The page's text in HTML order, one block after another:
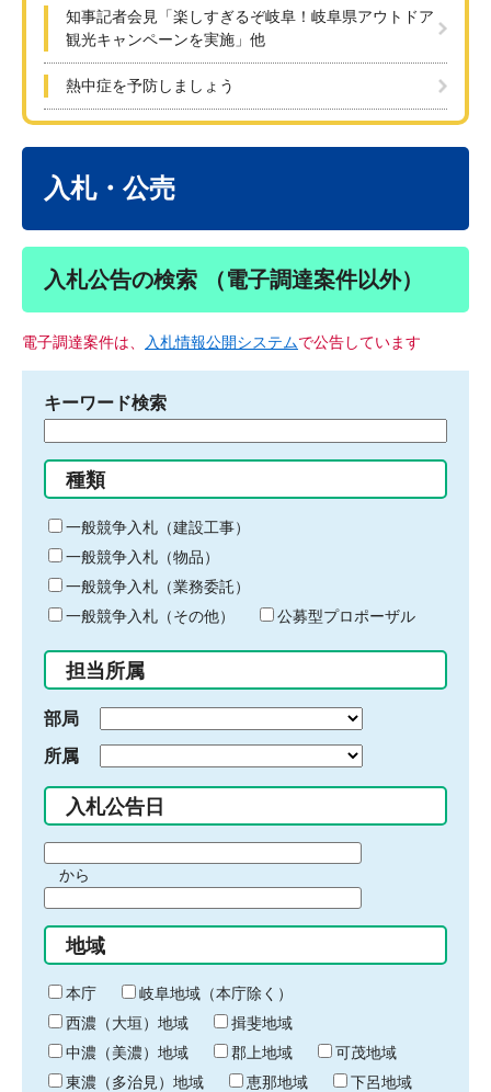
知事記者会見「楽しすぎるぞ岐阜！岐阜県アウトドア
観光キャンペーンを実施」他
熱中症を予防しましょう
入札・公売
入札公告の検索 （電子調達案件以外）
電子調達案件は、 入札情報公開システムで公告しています
キーワード検索
る
キ
ー
ワ
ー
ド
入
力
種類
一般競争入札（建設工事）
一般競争入札（物品）
一般競争入札（業務委託）
一般競争入札（その他）
公募型プロポーザル
担当所属
部局
所属
入札公告日
間
始
り
から
間
終
わ
り
地域
本庁
岐阜地域（本庁除く）
西濃（大垣）地域
揖斐地域
中濃（美濃）地域
郡上地域
可茂地域
東濃（多治見）地域
恵那地域
下呂地域